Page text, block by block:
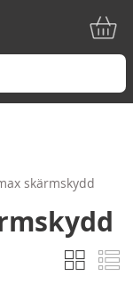
skärmskydd
Visa
som
Rutnät